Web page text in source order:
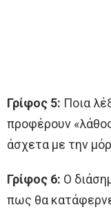
Γρίφος 5: Ποια
προφέρουν
άσχετα με την
Γρίφος 6: Ο
πως θα